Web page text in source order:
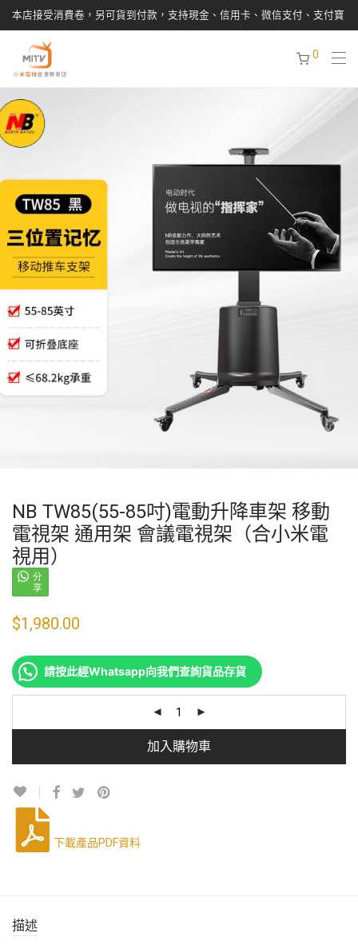
本店接受消費卷，另可貨到付款，支持現金、信用卡、微信支付、支付寶
0
NB TW85(55-85吋)電動升降車架 移動
電視架 通用架 會議電視架（合小米電
視用）
$1,980.00
請按此經Whatsapp向我們查詢貨品存貨
加入購物車
下載產品PDF資料
描述